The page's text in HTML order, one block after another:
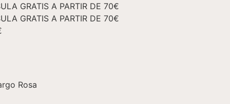
GRATIS A PARTIR DE 70€
GRATIS A PARTIR DE 70€
Rosa